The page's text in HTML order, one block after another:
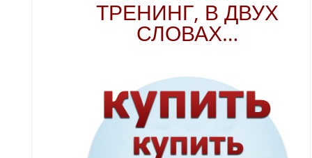
ТРЕНИНГ, В ДВУХ
СЛОВАХ…